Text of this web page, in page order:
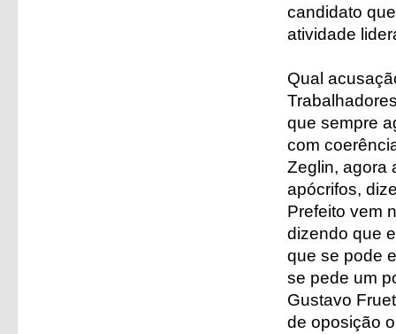
candidato
atividade
Qual
que sempre
com
Zeglin, agora
apócrifos,
Prefeito vem
dizendo que
que se pode
se pede um
Gustavo
de oposição